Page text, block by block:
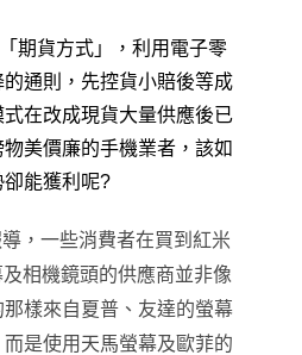
「 期貨方式 」 ， 利用電子零
通則
， 先控貨小賠後等成
在改成現貨大量供應後已
物美價廉的手機業者 ， 該如
能獲利呢?
，一些消費者在買到紅米
相機鏡頭的供應商並非像
那樣來自夏普 、 友達的螢幕
是使用天馬螢幕及歐菲的